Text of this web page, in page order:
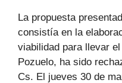
La propuesta
consistía en la
viabilidad para llevar
Pozuelo, ha sido
Cs. El jueves 30 de